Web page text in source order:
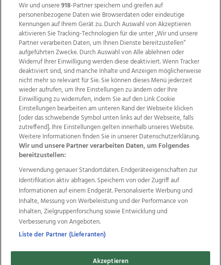
Wir über uns Mediadaten Kontakt
Jobs
Datenschutz
Impressum
AGB Anzeigekunden
AGB Website
Ehrenkodex Politische Werbung
Weitere Angebote des Medienhauses Wimmer
TV1 di-mog-i.at OÖNow
Ischler Woche
Life Radio
OÖNachrichten
OÖN Immobilien
OÖN Karriere
OÖN Reise
Promenaden Galerien
Regionaljobs
wasistlos.at
Wir und unsere918-Partner speichern und greifen auf
personenbezogene Daten wie Browserdaten oder eindeutige
Kennungen auf Ihrem Gerät zu. Durch Auswahl von Akzeptieren
aktivieren Sie Tracking-Technologien für die unter „Wir und unsere
Partner verarbeiten Daten, um Ihnen Dienste bereitzustellen“
aufgeführten Zwecke. Durch Auswahl von Alle ablehnen oder
Widerruf Ihrer Einwilligung werden diese deaktiviert. Wenn Tracker
deaktiviert sind, sind manche Inhalte und Anzeigen möglicherweise
nicht mehr so relevant für Sie. Sie können dieses Menü jederzeit
wieder aufrufen, um Ihre Einstellungen zu ändern oder Ihre
Einwilligung zu widerrufen, indem Sie auf den Link Cookie
Einstellungen bearbeiten am unteren Rand der Webseite klicken
[oder das schwebende Symbol unten links auf der Webseite, falls
zutreffend]. Ihre Einstellungen gelten innerhalb unseres Website.
Weitere Informationen finden Sie in unserer Datenschutzerklärung.
Wir und unsere Partner verarbeiten Daten, um Folgendes
bereitzustellen:
Verwendung genauer Standortdaten. Endgeräteeigenschaften zur
Identifikation aktiv abfragen. Speichern von oder Zugriff auf
Informationen auf einem Endgerät. Personalisierte Werbung und
Inhalte, Messung von Werbeleistung und der Performance von
Inhalten, Zielgruppenforschung sowie Entwicklung und
Verbesserung von Angeboten.
Liste der Partner (Lieferanten)
Akzeptieren